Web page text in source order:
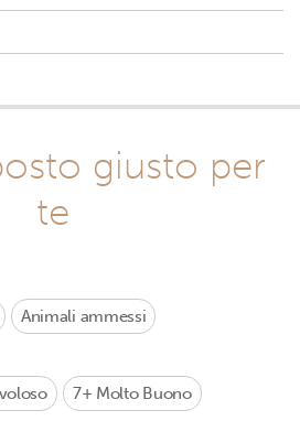
giusto per
te
Animali ammessi
7+ Molto Buono